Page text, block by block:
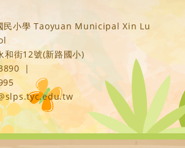
民小學 Taoyuan Municipal Xin Lu
和街12號(新路國小)
|